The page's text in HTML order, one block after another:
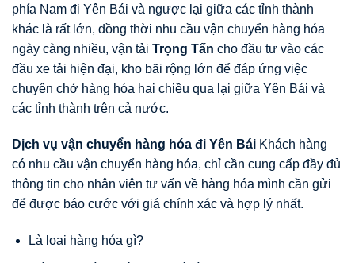
phía Nam đi Yên Bái và ngược lại giữa các tỉnh thành
khác là rất lớn, đồng thời nhu cầu vận chuyển hàng hóa
ngày càng nhiều, vận tải Trọng Tấn cho đầu tư vào các
đầu xe tải hiện đại, kho bãi rộng lớn để đáp ứng việc
chuyên chở hàng hóa hai chiều qua lại giữa Yên Bái và
các tỉnh thành trên cả nước.
Dịch vụ vận chuyển hàng hóa đi Yên Bái Khách hàng
có nhu cầu vận chuyển hàng hóa, chỉ cần cung cấp đầy đủ
thông tin cho nhân viên tư vấn về hàng hóa mình cần gửi
để được báo cước với giá chính xác và hợp lý nhất.
Là loại hàng hóa gì?